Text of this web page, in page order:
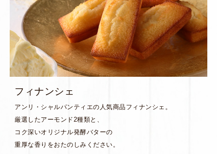
フィナンシェ
アンリ・シャルパンティエの人気商品フィナンシェ。
厳選したアーモンド2種類と、
コク深いオリジナル発酵バターの
重厚な香りをおたのしみください。